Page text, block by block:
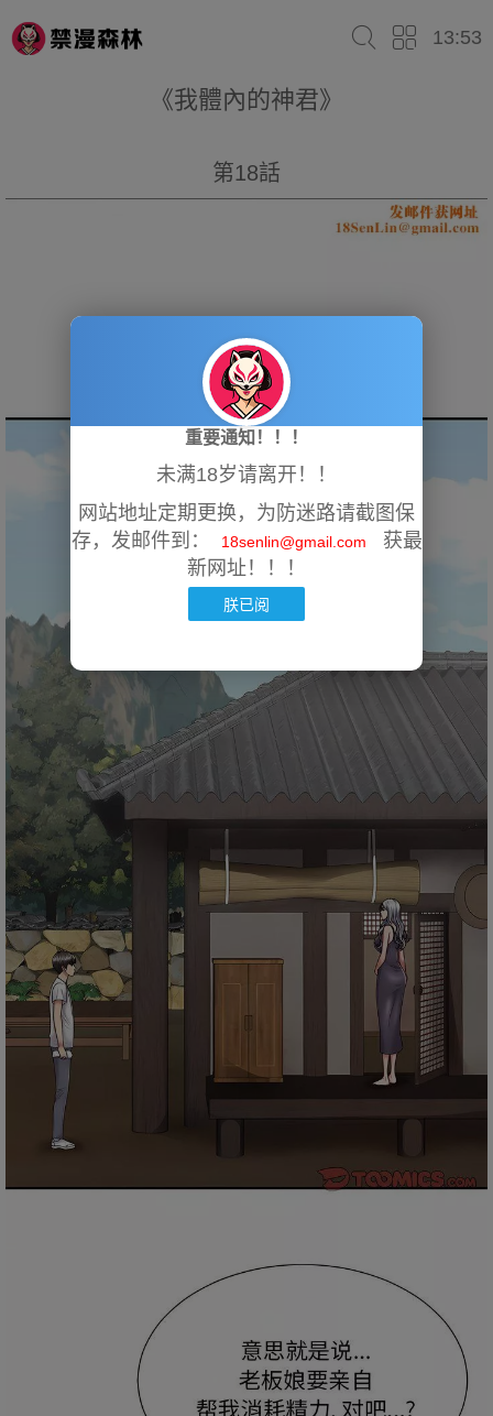
13:53
《我體內的神君》
第18話
重要通知！！！
未满18岁请离开！！
网站地址定期更换，为防迷路请截图保
存，发邮件到：
18senlin@gmail.com
获最
新网址！！！
朕已阅